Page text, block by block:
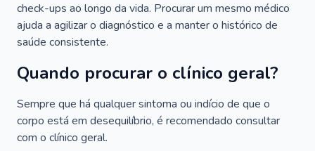
check-ups ao longo da vida. Procurar um mesmo médico
ajuda a agilizar o diagnóstico e a manter o histórico de
saúde consistente.
Quando procurar o clínico geral?
Sempre que há qualquer sintoma ou indício de que o
corpo está em desequilíbrio, é recomendado consultar
com o clínico geral.